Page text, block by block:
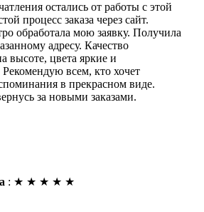
остались от работы с этой
процесс заказа через сайт.
обработала мою заявку. Получила
адресу. Качество
высоте, цвета яркие и
всем, кто хочет
в прекрасном виде.
за новыми заказами.
: ★ ★ ★ ★ ★